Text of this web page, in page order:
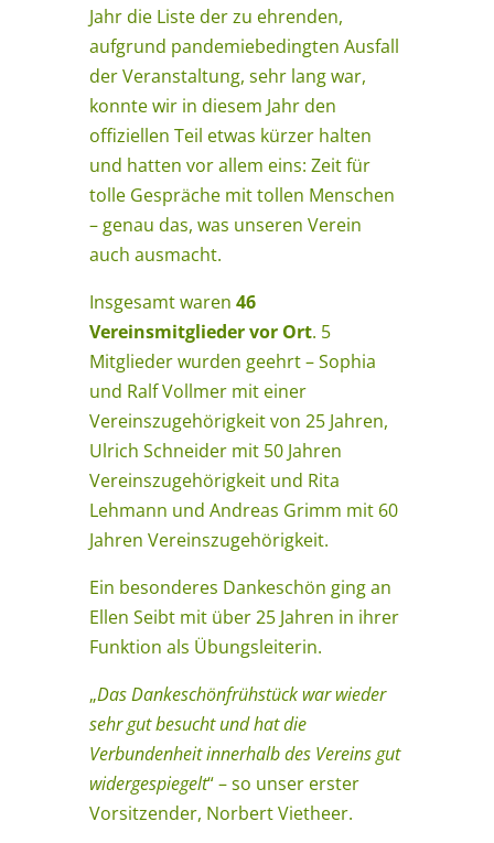
Jahr die Liste der zu ehrenden,
aufgrund pandemiebedingten Ausfall
der Veranstaltung, sehr lang war,
konnte wir in diesem Jahr den
offiziellen Teil etwas kürzer halten
und hatten vor allem eins: Zeit für
tolle Gespräche mit tollen Menschen
– genau das, was unseren Verein
auch ausmacht.
Insgesamt waren 46
Vereinsmitglieder vor Ort. 5
Mitgliederwurden geehrt –Sophia
und Ralf Vollmer mit einer
Vereinszugehörigkeit von 25 Jahren,
Ulrich Schneidermit 50 Jahren
Vereinszugehörigkeit und Rita
Lehmann und Andreas Grimm mit 60
Jahren Vereinszugehörigkeit.
Ein besonderes Dankeschön ging an
Ellen Seibtmit über 25 Jahren in ihrer
Funktion als Übungsleiterin.
„Das Dankeschönfrühstück war wieder
sehr gut besucht und hat die
Verbundenheit innerhalb des Vereins gut
widergespiegelt“ – so unser erster
Vorsitzender, Norbert Vietheer.